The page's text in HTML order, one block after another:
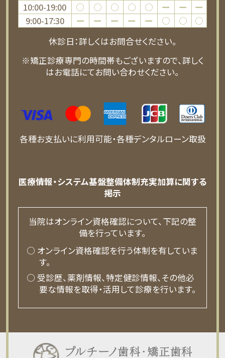
10:00-19:00
○ ○ ○ ○ ○ ー ー
ー
9:00-17:30
ー ー ー ー ー ○ ○
○
休診日：詳しくはお問合せください。
※矯正診療専門の時間帯もございますので、詳しく
はお電話にてお問い合わせください。
各種お支払いに利用可能・各種デンタルローン取扱
医療情報・システム基盤整備体制充実加算に関する
掲示
当院はオンライン資格確認について、下記の整
備を行っています。
○ オンライン資格確認を行う体制を有していま
す。
○ 受診歴、薬剤情報、特定健診情報、その他必
要な情報を取得・活用して診療を行います。